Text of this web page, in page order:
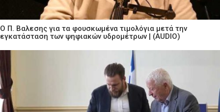
Ο Π. Βαλεσης για τα φουσκωμένα τιμολόγια μετά την
εγκατάσταση των ψηφιακών υδρομέτρων | (AUDIO)